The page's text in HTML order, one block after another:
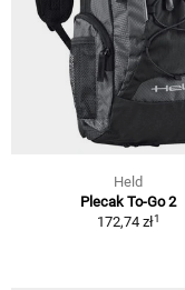
Held
Plecak To-Go 2
172,74 zł1